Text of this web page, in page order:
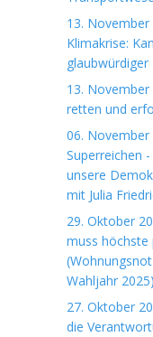
13.
Klimakrise:
13.
retten und
06.
Superreichen
unsere
mit Julia
29. Oktober
muss höchste
Wahljahr 2025)
27. Oktober
die